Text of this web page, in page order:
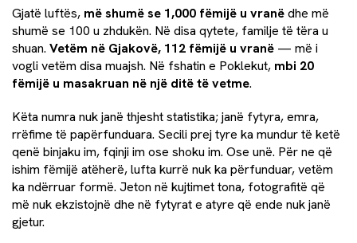
Gjatë luftës, më shumë se 1,000 fëmijë u vranëdhe më
shumë se 100 u zhdukën. Në disa qytete, familje të tëra u
shuan. Vetëm në Gjakovë, 112 fëmijë u vranë — më i
vogli vetëm disa muajsh. Në fshatin e Poklekut, mbi 20
fëmijë u masakruan në një ditë të vetme.
Këta numra nuk janë thjesht statistika; janë fytyra, emra,
rrëfime të papërfunduara. Secili prej tyre ka mundur të ketë
qenë binjaku im, fqinji im ose shoku im. Ose unë. Për ne që
ishim fëmijë atëherë, lufta kurrë nuk ka përfunduar, vetëm
ka ndërruar formë. Jeton në kujtimet tona, fotografitë që
më nuk ekzistojnë dhe në fytyrat e atyre që ende nuk janë
gjetur.